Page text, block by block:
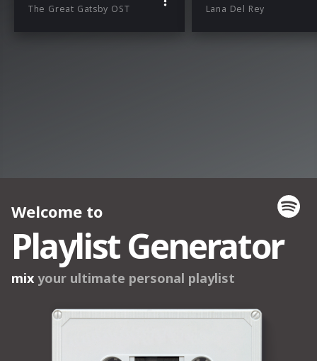
The Great Gatsby OST Lana Del Rey